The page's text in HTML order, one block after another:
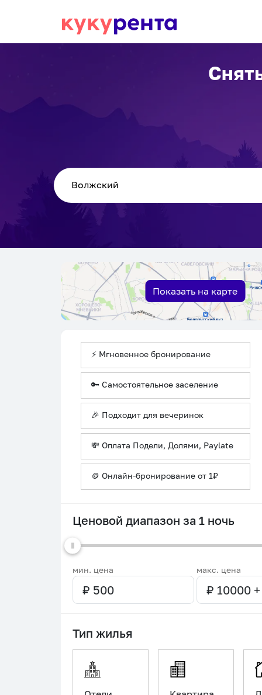
Показать на карте
⚡ Мгновенное бронирование
🔑 Самостоятельное заселение
🎉 Подходит для вечеринок
💸 Оплата Подели, Долями, Paylate
🪙 Онлайн-бронирование от 1₽
Ценовой диапазон за 1 ночь
мин. цена макс. цена
Тип жилья